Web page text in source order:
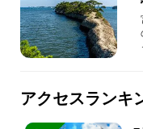
アクセスランキ